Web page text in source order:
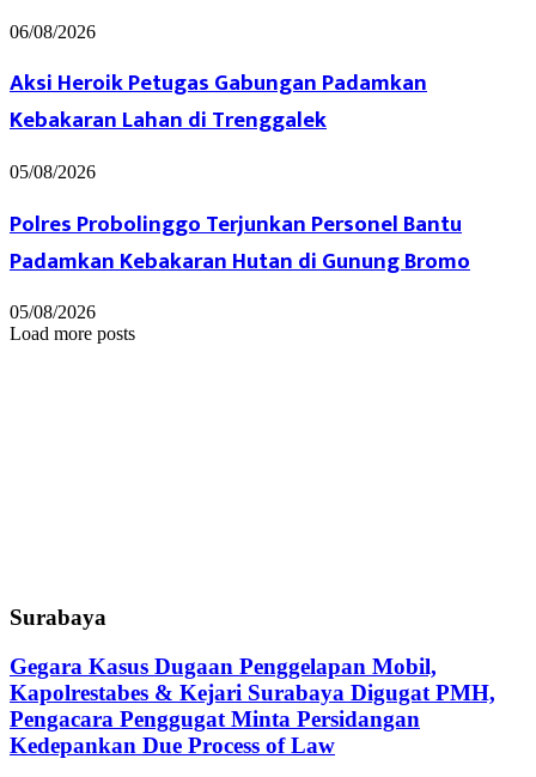
06/08/2026
Aksi Heroik Petugas Gabungan Padamkan
Kebakaran Lahan di Trenggalek
05/08/2026
Polres Probolinggo Terjunkan Personel Bantu
Padamkan Kebakaran Hutan di Gunung Bromo
05/08/2026
Load more posts
Surabaya
Gegara Kasus Dugaan Penggelapan Mobil,
Kapolrestabes & Kejari Surabaya Digugat PMH,
Pengacara Penggugat Minta Persidangan
Kedepankan Due Process of Law